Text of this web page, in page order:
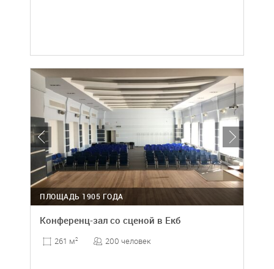
ПЛОЩАДЬ 1905 ГОДА
Конференц-зал со сценой в Екб
261 м2 200 человек